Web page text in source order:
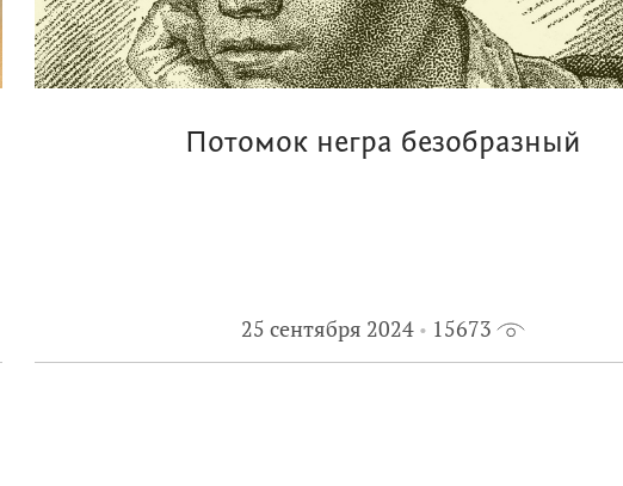
Потомок негра безобразный
25 сентября 2024 15673